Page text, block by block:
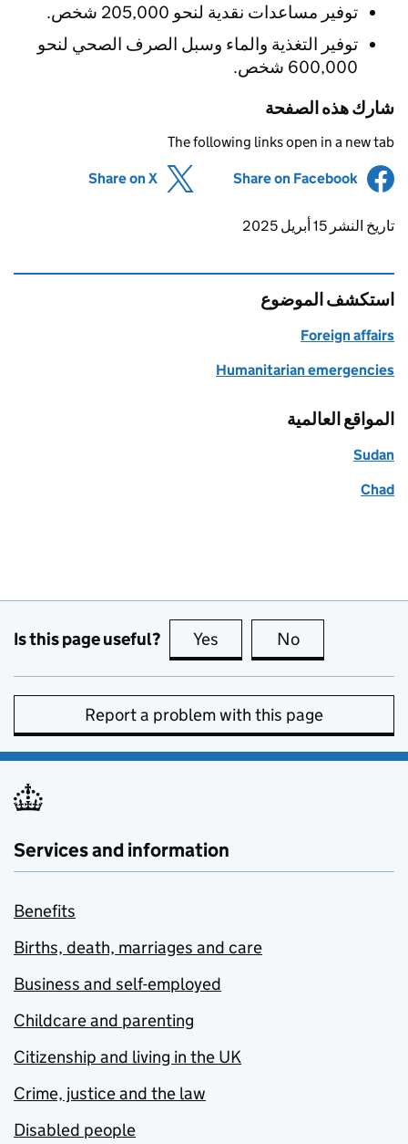
توفير مساعدات نقدية لنحو 205,000 شخص.
توفير التغذية والماء وسبل الصرف الصحي لنحو
600,000 شخص.
شارك هذه الصفحة
The following links open in a new tab
Share on Facebook
Share on X
Updates to this page
تاريخ النشر 15 أبريل 2025
استكشف الموضوع
Foreign affairs
Humanitarian emergencies
المواقع العالمية
Sudan
Chad
Is this page useful? Yes this page is useful
No
Report a problem with this page
Services and information
Benefits
Births, death, marriages and care
Business and self-employed
Childcare and parenting
Citizenship and living in the UK
Crime, justice and the law
Disabled people